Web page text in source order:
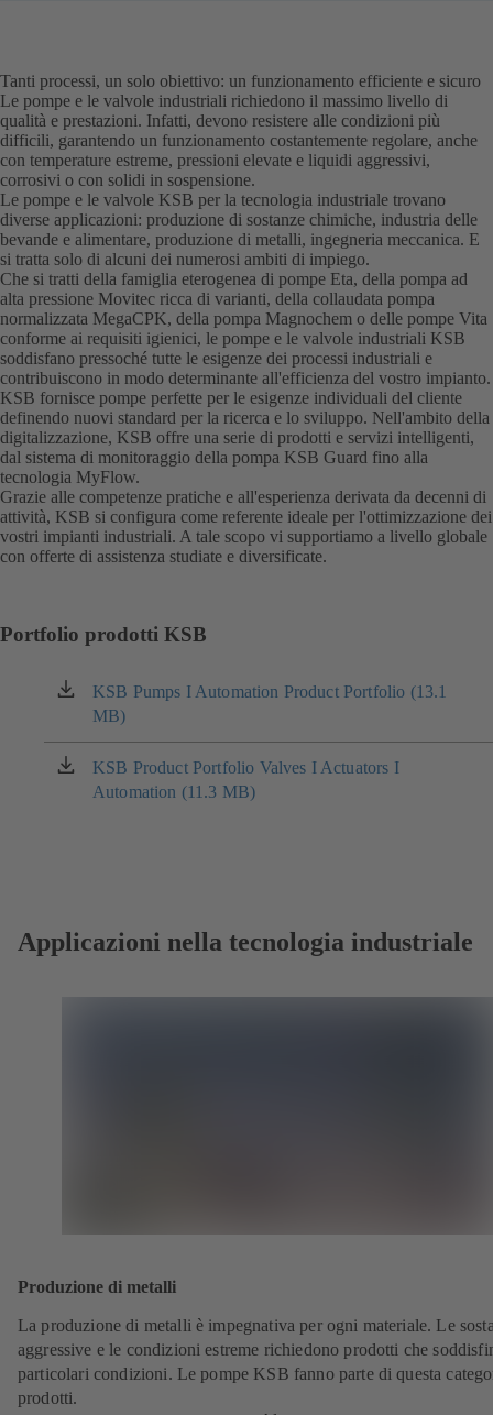
Tanti processi, un solo obiettivo: un funzionamento efficiente e sicuro
Le pompe e le valvole industriali richiedono il massimo livello di
qualità e prestazioni. Infatti, devono resistere alle condizioni più
difficili, garantendo un funzionamento costantemente regolare, anche
con temperature estreme, pressioni elevate e liquidi aggressivi,
corrosivi o con solidi in sospensione.
Le pompe e le valvole KSB per la tecnologia industriale trovano
diverse applicazioni: produzione di sostanze chimiche, industria delle
bevande e alimentare, produzione di metalli, ingegneria meccanica. E
si tratta solo di alcuni dei numerosi ambiti di impiego.
Che si tratti della famiglia eterogenea di pompe Eta, della pompa ad
alta pressione Movitec ricca di varianti, della collaudata pompa
normalizzata MegaCPK, della pompa Magnochem o delle pompe Vita
conforme ai requisiti igienici, le pompe e le valvole industriali KSB
soddisfano pressoché tutte le esigenze dei processi industriali e
contribuiscono in modo determinante all'efficienza del vostro impianto.
KSB fornisce pompe perfette per le esigenze individuali del cliente
definendo nuovi standard per la ricerca e lo sviluppo. Nell'ambito della
digitalizzazione, KSB offre una serie di prodotti e servizi intelligenti,
dal sistema di monitoraggio della pompa KSB Guard fino alla
tecnologia MyFlow.
Grazie alle competenze pratiche e all'esperienza derivata da decenni di
attività, KSB si configura come referente ideale per l'ottimizzazione dei
vostri impianti industriali. A tale scopo vi supportiamo a livello globale
con offerte di assistenza studiate e diversificate.
Portfolio prodotti KSB
KSB Pumps I Automation Product Portfolio (13.1
MB)
(si
apre
in
una
nuova
KSB Product Portfolio Valves I Actuators I
Automation (11.3 MB)
(si
apre
Applicazioni nella tecnologia industriale
Produzione di metalli
La produzione di metalli è impegnativa per ogni materiale. Le
aggressive e le condizioni estreme richiedono prodotti che
particolari condizioni. Le pompe KSB fanno parte di questa
prodotti.